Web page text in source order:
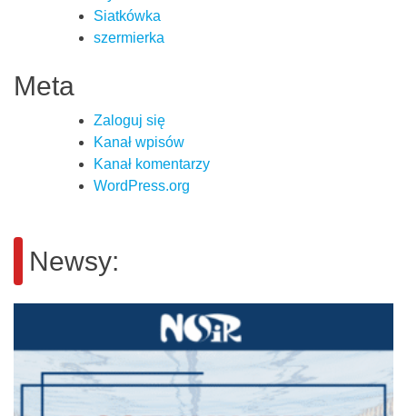
Siatkówka
szermierka
Meta
Zaloguj się
Kanał wpisów
Kanał komentarzy
WordPress.org
Newsy: